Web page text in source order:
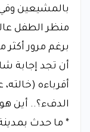
بالمشيعين وفي
منظر الطفل
برغم مرور أكثر
أن تجد إجابة
أقرباءه
الدفء؟.. أين هو
* ما حدث